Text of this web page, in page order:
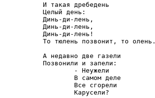
И такая дребедень
Целый день:
Динь-ди-лень,
Динь-ди-лень,
Динь-ди-лень!
То тюлень позвонит, то олень.
А недавно две газели
Позвонили и запели:
        - Неужели
        В самом деле
        Все сгорели
        Карусели?